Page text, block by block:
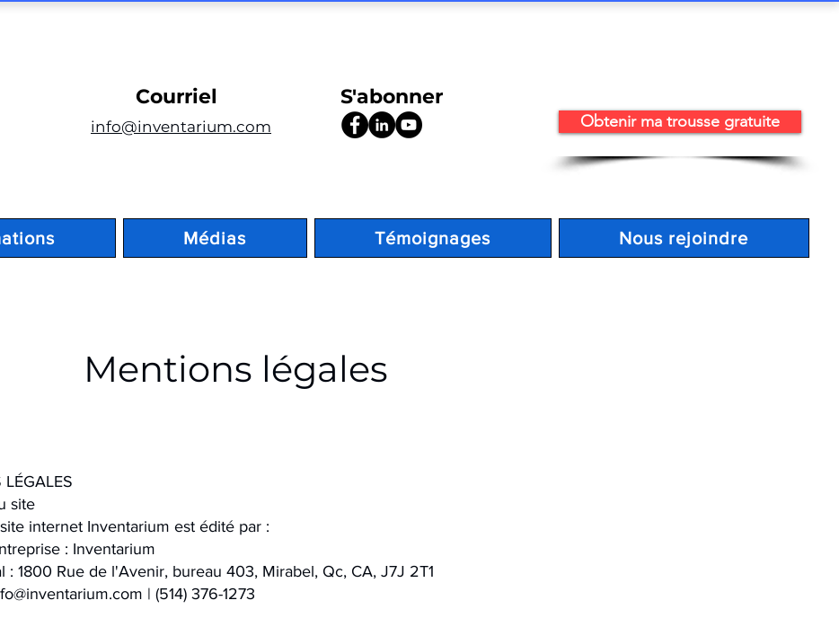
Courriel
info@inventarium.com
S'abonner
Obtenir ma trousse gratuite
Médias Témoignages Nous rejoindre
Mentions légales
site
internet Inventarium est édité par :
: Inventarium
: 1800 Rue de l'Avenir, bureau 403, Mirabel, Qc, CA, J7J 2T1
| (514) 376-1273